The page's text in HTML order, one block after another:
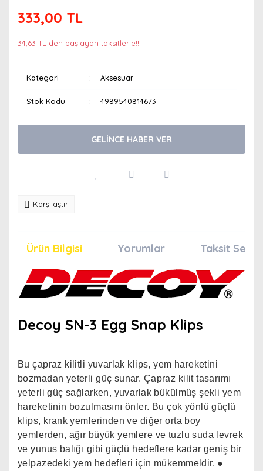
333,00 TL
34,63 TL den başlayan taksitlerle!!
Kategori Aksesuar
Stok Kodu 4989540814673
GELİNCE HABER VER
Karşılaştır
Ürün Bilgisi Yorumlar Taksit
Decoy SN-3 Egg Snap Klips
Bu çapraz kilitli yuvarlak klips, yem hareketini
bozmadan yeterli güç sunar. Çapraz kilit tasarımı
yeterli güç sağlarken, yuvarlak bükülmüş şekli yem
hareketinin bozulmasını önler. Bu çok yönlü güçlü
klips, krank yemlerinden ve diğer orta boy
yemlerden, ağır büyük yemlere ve tuzlu suda levrek
ve yunus balığı gibi güçlü hedeflere kadar geniş bir
yelpazedeki yem hedefleri için mükemmeldir. ●